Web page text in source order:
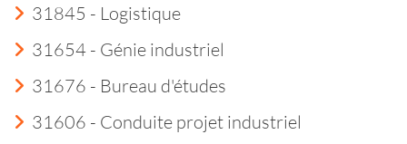
31845 - Logistique
31654 - Génie industriel
31676 - Bureau d'études
31606 - Conduite projet industriel